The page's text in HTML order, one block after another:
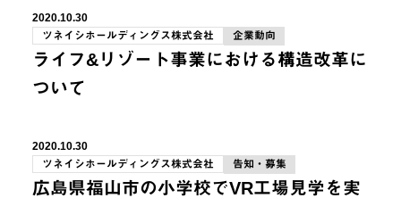
2020.10.30
ツネイシホールディングス株式会社
企業動向
ライフ&リゾート事業における構造改革に
ついて
2020.10.30
ツネイシホールディングス株式会社
告知・募集
広島県福山市の小学校でVR工場見学を実